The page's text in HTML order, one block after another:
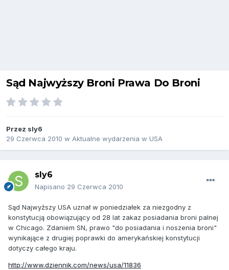
Sąd Najwyższy Broni Prawa Do Broni
Przez sly6
29 Czerwca 2010 w Aktualne wydarzenia w USA
sly6
Napisano 29 Czerwca 2010
Sąd Najwyższy USA uznał w poniedziałek za niezgodny z
konstytucją obowiązujący od 28 lat zakaz posiadania broni palnej
w Chicago. Zdaniem SN, prawo "do posiadania i noszenia broni"
wynikające z drugiej poprawki do amerykańskiej konstytucji
dotyczy całego kraju.
http://www.dziennik.com/news/usa/11836